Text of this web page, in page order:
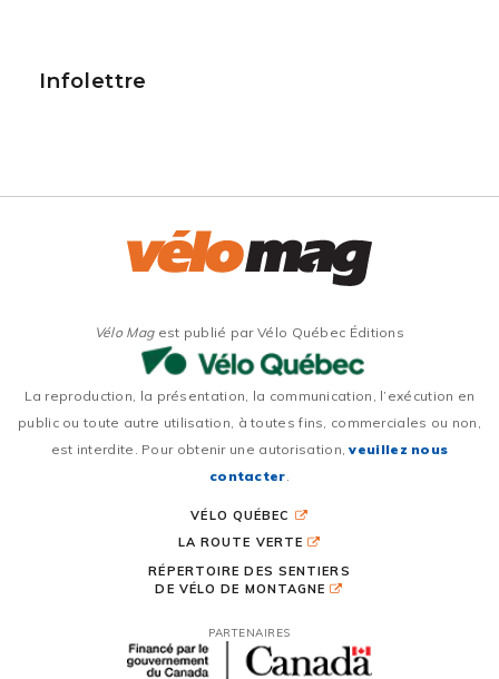
Infolettre
Vélo Magest publié par Vélo Québec Éditions
La reproduction, la présentation, la communication, l’exécution en
public ou toute autre utilisation, à toutes fins, commerciales ou non,
est interdite. Pour obtenir une autorisation,veuillez nous
contacter
VÉLO QUÉBEC
LA ROUTE VERTE
RÉPERTOIRE DES SENTIERS
DE VÉLO DE MONTAGNE
PARTENAIRES